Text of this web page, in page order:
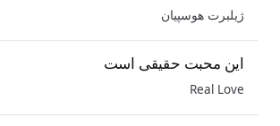
ژیلبرت هوسپیان
این محبت حقیقی است
Real Love